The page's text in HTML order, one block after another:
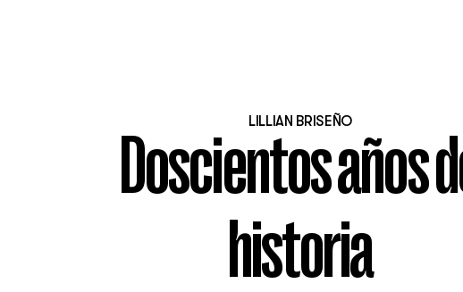
LILLIAN BRISEÑO
Doscientos años
historia